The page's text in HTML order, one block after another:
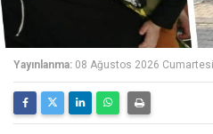
Yayınlanma: 08 Ağustos 2026